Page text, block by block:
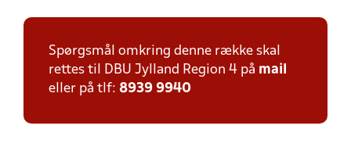
Spørgsmål omkring denne række skal
rettes til DBU Jylland Region 4 på mail
eller på tlf: 8939 9940